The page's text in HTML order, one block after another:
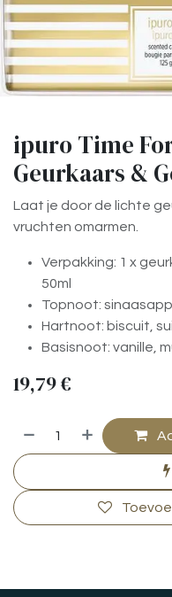
ipuro Time
Geurkaars &
Laat je door de lichte
vruchten omarmen.
Verpakking: 1 x
50ml
Topnoot:
Hartnoot: biscuit,
Basisnoot: vanille,
19,79€